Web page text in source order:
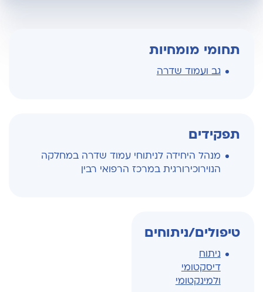
תחומי מומחיות
גב ועמוד שדרה
תפקידים
מנהל היחידה לניתוחי עמוד שדרה במחלקה
הנוירוכירורגית במרכז הרפואי רבין
טיפולים/ניתוחים
ניתוח
דיסקטומי
ולמינקטומי